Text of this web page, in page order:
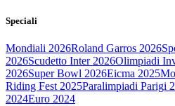
Speciali
Mondiali 2026Roland Garros 2026
2026Scudetto Inter 2026Olimpiadi
2026Super Bowl 2026Eicma 2025
Riding Fest 2025Paralimpiadi Parigi
2024Euro 2024